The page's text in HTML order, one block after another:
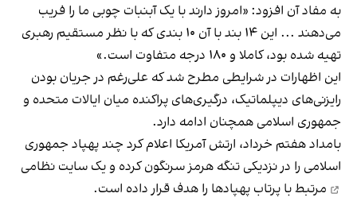
به مفاد آن افزود: «امروز دارند با یک آبنبات چوبی ما را فریب
می‌دهند ... این ۱۴ بند با آن ۱۰ ‌بندی که با نظر مستقیم رهبری
تهیه شده بود، کاملا و ۱۸۰ درجه متفاوت است.»
این اظهارات در شرایطی مطرح شد که علی‌رغم در جریان بودن
رایزنی‌های دیپلماتیک، درگیری‌های پراکنده میان ایالات متحده و
جمهوری اسلامی همچنان ادامه دارد.
بامداد هفتم خرداد، ارتش آمریکا اعلام کرد چند پهپاد جمهوری
اسلامی را در نزدیکی تنگه هرمز سرنگون کرده و یک سایت نظامی
مرتبط با پرتاب پهپادها را هدف قرار داده است.